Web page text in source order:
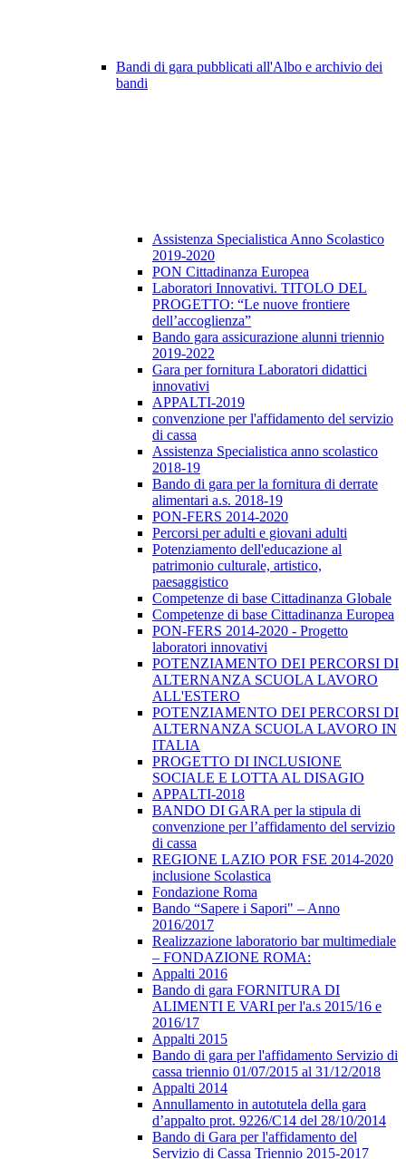
Bandi di gara pubblicati all'Albo e archivio dei
bandi
Assistenza Specialistica Anno Scolastico
2019-2020
PON Cittadinanza Europea
Laboratori Innovativi. TITOLO DEL
PROGETTO: “Le nuove frontiere
dell’accoglienza”
Bando gara assicurazione alunni triennio
2019-2022
Gara per fornitura Laboratori didattici
innovativi
APPALTI-2019
convenzione per l'affidamento del servizio
di cassa
Assistenza Specialistica anno scolastico
2018-19
Bando di gara per la fornitura di derrate
alimentari a.s. 2018-19
PON-FERS 2014-2020
Percorsi per adulti e giovani adulti
Potenziamento dell'educazione al
patrimonio culturale, artistico,
paesaggistico
Competenze di base Cittadinanza Globale
Competenze di base Cittadinanza Europea
PON-FERS 2014-2020 - Progetto
laboratori innovativi
POTENZIAMENTO DEI PERCORSI DI
ALTERNANZA SCUOLA LAVORO
ALL'ESTERO
POTENZIAMENTO DEI PERCORSI DI
ALTERNANZA SCUOLA LAVORO IN
ITALIA
PROGETTO DI INCLUSIONE
SOCIALE E LOTTA AL DISAGIO
APPALTI-2018
BANDO DI GARA per la stipula di
convenzione per l’affidamento del servizio
di cassa
REGIONE LAZIO POR FSE 2014-2020
inclusione Scolastica
Fondazione Roma
Bando “Sapere i Sapori" – Anno
2016/2017
Realizzazione laboratorio bar multimediale
– FONDAZIONE ROMA:
Appalti 2016
Bando di gara FORNITURA DI
ALIMENTI E VARI per l'a.s 2015/16 e
2016/17
Appalti 2015
Bando di gara per l'affidamento Servizio di
cassa triennio 01/07/2015 al 31/12/2018
Appalti 2014
Annullamento in autotutela della gara
d’appalto prot. 9226/C14 del 28/10/2014
Bando di Gara per l'affidamento del
Servizio di Cassa Triennio 2015-2017